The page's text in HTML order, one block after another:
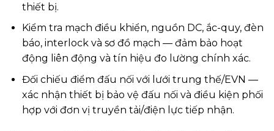
thiết bị.
Kiểm tra mạch điều khiển, nguồn DC, ắc-quy, đèn
báo, interlock và sơ đồ mạch — đảm bảo hoạt
động liên động và tín hiệu đo lường chính xác.
Đối chiếu điểm đấu nối với lưới trung thế/EVN —
xác nhận thiết bị bảo vệ đấu nối và điều kiện phối
hợp với đơn vị truyền tải/điện lực tiếp nhận.